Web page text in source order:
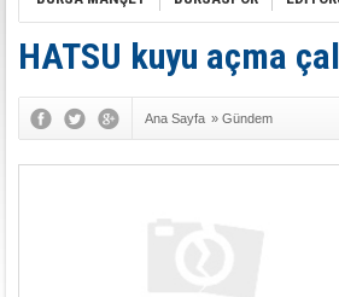
HATSU kuyu açma
Ana Sayfa » Gündem